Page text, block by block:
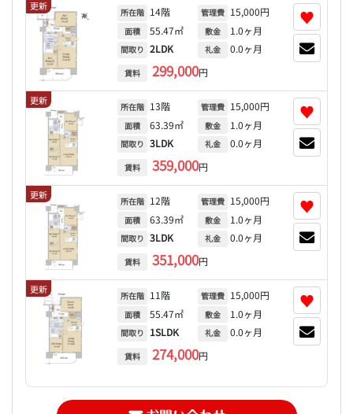
更新
所在階 14階
面積 55.47㎡
間取り 2LDK
賃料 299,000円
管理費 15,000円
敷金 1.0ヶ月
礼金 0.0ヶ月
♥
更新
所在階 13階
面積 63.39㎡
間取り 3LDK
賃料 359,000円
管理費 15,000円
敷金 1.0ヶ月
礼金 0.0ヶ月
♥
更新
所在階 12階
面積 63.39㎡
間取り 3LDK
賃料 351,000円
管理費 15,000円
敷金 1.0ヶ月
礼金 0.0ヶ月
♥
更新
所在階 11階
面積 55.47㎡
間取り 1SLDK
賃料 274,000円
管理費 15,000円
敷金 1.0ヶ月
礼金 0.0ヶ月
♥